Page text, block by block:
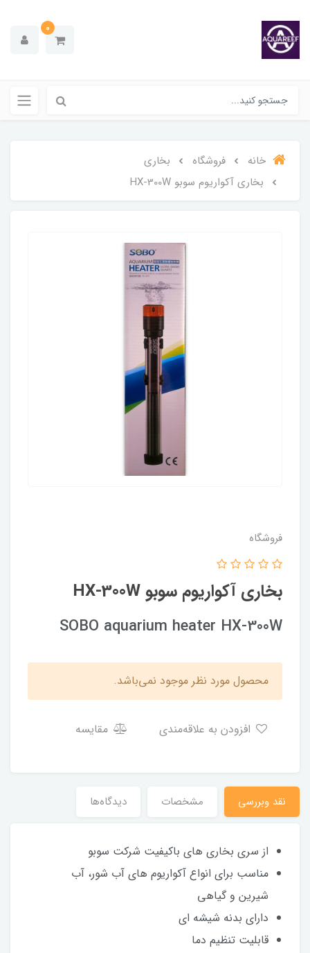
0
خانه فروشگاه
بخاری
بخاری آکواریوم سوبو HX-300W
فروشگاه
بخاری آکواریوم سوبو HX-300W
SOBO aquarium heater HX-300W
محصول مورد نظر موجود نمی‌باشد.
مقایسه
نقد وبررسی مشخصات دیدگاه‌ها
از سری بخاری های باکیفیت شرکت سوبو
مناسب برای انواع آکواریوم های آب شور، آب
شیرین و گیاهی
دارای بدنه شیشه ای
قابلیت تنظیم دما